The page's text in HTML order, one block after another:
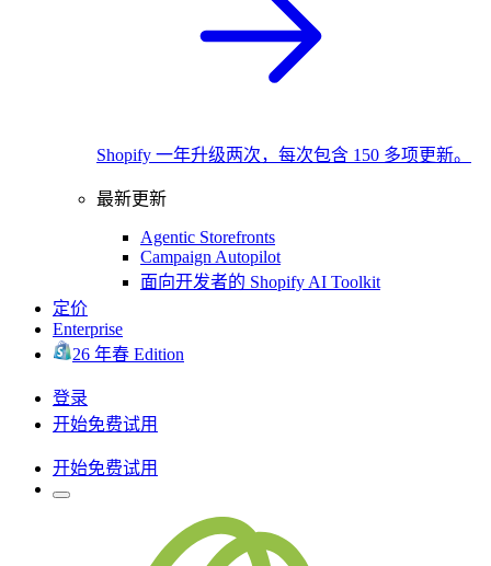
Shopify 一年升级两次，每次包含 150 多项更新。
最新更新
Agentic Storefronts
Campaign Autopilot
面向开发者的 Shopify AI Toolkit
定价
Enterprise
26 年春 Edition
登录
开始免费试用
开始免费试用